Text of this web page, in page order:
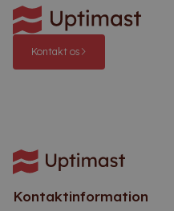
Kontakt os
Kontaktinformation